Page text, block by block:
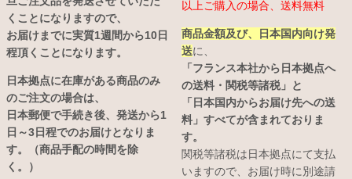
くことになりますので、
お届けまでに実質1週間から10日
程頂くことになります。
日本拠点に在庫がある商品のみ
のご注文の場合は、
日本郵便で手続き後、発送から1
日～3日程でのお届けとなりま
す。（商品手配の時間を除
く。）
以上ご購入の場合、送料無料
商品金額及び、日本国内向け発
送に、
「フランス本社から日本拠点へ
の送料・関税等諸税」と
「日本国内からお届け先への送
料」すべてが含まれておりま
す。
関税等諸税は日本拠点にて支払
いますので、お届け時に別途請